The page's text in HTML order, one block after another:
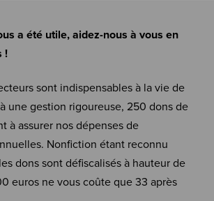
a été utile, aidez-nous à vous en
!
sont indispensables à la vie de
une gestion rigoureuse, 250 dons de
à assurer nos dépenses de
Nonfiction étant reconnu
dons sont défiscalisés à hauteur de
euros ne vous coûte que 33 après